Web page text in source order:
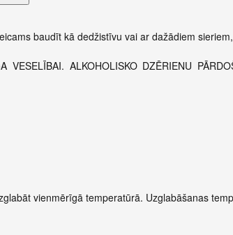
baudīt kā dedžistīvu vai ar dažādiem
VESELĪBAI. ALKOHOLISKO DZĒRIENU
vienmērīgā temperatūrā. Uzglabāšanas